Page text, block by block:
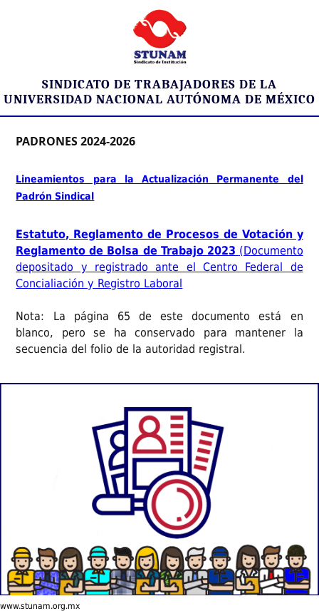
SINDICATO DE TRABAJADORES DE LA
UNIVERSIDAD NACIONAL AUTÓNOMA DE MÉXICO
PADRONES 2024-2026
Lineamientos para la Actualización Permanente del
Padrón Sindical
Estatuto, Reglamento de Procesos de Votación y
Reglamento de Bolsa de Trabajo 2023 (Documento
depositado y registrado ante el Centro Federal de
Concialiación y Registro Laboral
Nota: La página 65 de este documento está en
blanco, pero se ha conservado para mantener la
secuencia del folio de la autoridad registral.
www.stunam.org.mx